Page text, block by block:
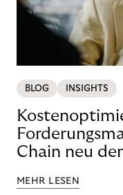
BLOG INSIGHTS
Chain neu
MEHR LESEN